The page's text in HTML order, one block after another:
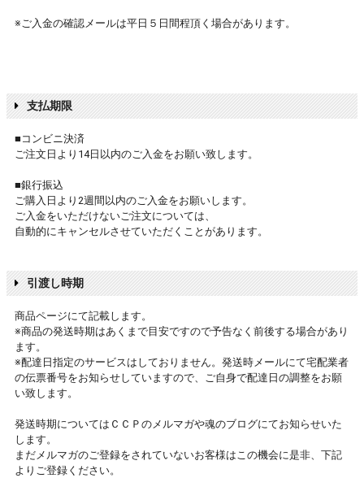
※ご入金の確認メールは平日５日間程頂く場合があります。
支払期限
■コンビニ決済
ご注文日より14日以内のご入金をお願い致します。
■銀行振込
ご購入日より2週間以内のご入金をお願いします。
ご入金をいただけないご注文については、
自動的にキャンセルさせていただくことがあります。
引渡し時期
商品ページにて記載します。
※商品の発送時期はあくまで目安ですので予告なく前後する場合があり
ます。
※配達日指定のサービスはしておりません。発送時メールにて宅配業者
の伝票番号をお知らせしていますので、ご自身で配達日の調整をお願
い致します。
発送時期についてはＣＣＰのメルマガや魂のブログにてお知らせいた
します。
まだメルマガのご登録をされていないお客様はこの機会に是非、下記
よりご登録ください。